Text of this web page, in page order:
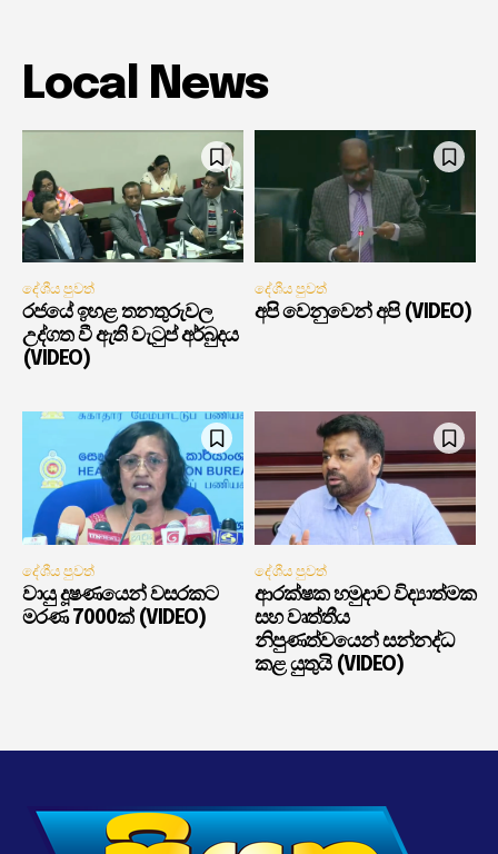
Local News
දේශීය පුවත්
රජයේ ඉහළ තනතුරුවල
උද්ගත වී ඇති වැටුප් අර්බුදය
(VIDEO)
දේශීය පුවත්
අපි වෙනුවෙන් අපි (VIDEO)
දේශීය පුවත්
වායු දූෂණයෙන් වසරකට
මරණ 7000ක් (VIDEO)
දේශීය පුවත්
ආරක්ෂක හමුදාව විද්‍යාත්මක
සහ වෘත්තීය
නිපුණත්වයෙන් සන්නද්ධ
කළ යුතුයි (VIDEO)